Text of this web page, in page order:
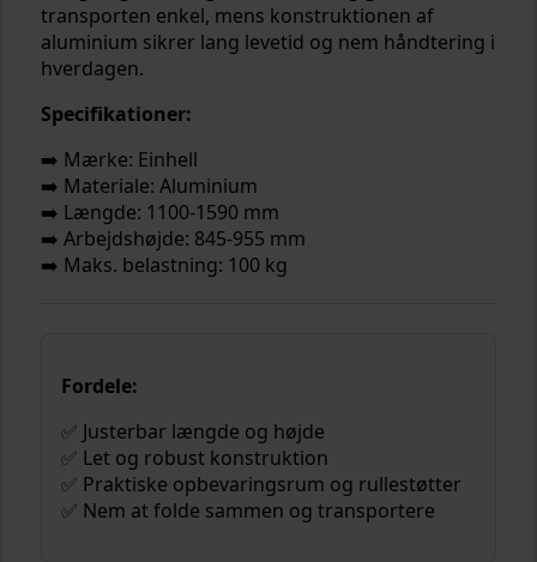
transporten enkel, mens konstruktionen af
aluminium sikrer lang levetid og nem håndtering i
hverdagen.
Specifikationer:
➡️ Mærke: Einhell
➡️ Materiale: Aluminium
➡️ Længde: 1100-1590 mm
➡️ Arbejdshøjde: 845-955 mm
➡️ Maks. belastning: 100 kg
Fordele:
✅ Justerbar længde og højde
✅ Let og robust konstruktion
✅ Praktiske opbevaringsrum og rullestøtter
✅ Nem at folde sammen og transportere